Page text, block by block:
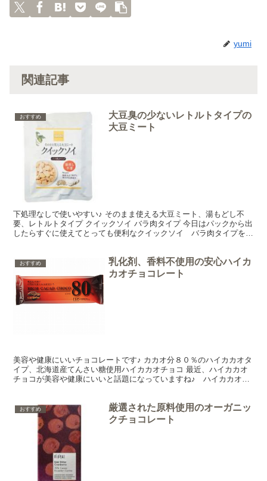
yumi
関連記事
おすすめ
大豆臭の少ないレトルトタイプの
大豆ミート
下処理なしで使いやすい♪ そのまま使える大豆ミート、湯もどし不
要、レトルトタイプ クイックソイ バラ肉タイプ 今日はパックから出
したらすぐに使えてとっても便利なクイックソイ バラ肉タイプをご
おすすめ
乳化剤、香料不使用の安心ハイカ
カオチョコレート
美容や健康にいいチョコレートです♪ カカオ分８０％のハイカカオタ
イプ、北海道産てんさい糖使用ハイカカオチョコ 最近、ハイカカオ
チョコが美容や健康にいいと話題になっていますね♪ ハイカカオチ
おすすめ
厳選された原料使用のオーガニッ
クチョコレート